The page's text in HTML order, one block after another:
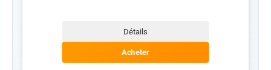
Détails
Acheter